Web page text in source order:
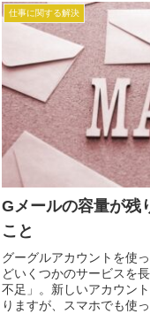
仕事に関する解決
Gメールの容量が残
こと
グーグルアカウントを使
どいくつかのサービスを
不足」。新しいアカウン
りますが、スマホでも使